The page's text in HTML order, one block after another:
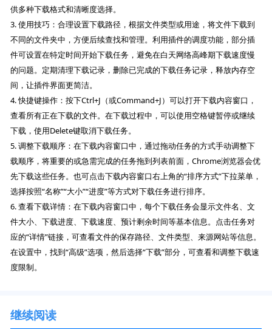
供多种下载格式和清晰度选择。
3. 使用技巧：合理设置下载路径，根据文件类型或用途，将文件下载到
不同的文件夹中，方便后续查找和管理。利用插件的调度功能，部分插
件可设置在特定时间开始下载任务，避免在白天网络高峰期下载速度慢
的问题。定期清理下载记录，删除已完成的下载任务记录，释放内存空
间，让插件界面更简洁。
4. 快捷键操作：按下Ctrl+J（或Command+J）可以打开下载内容窗口，
查看所有正在下载的文件。在下载过程中，可以使用空格键暂停或继续
下载，使用Delete键取消下载任务。
5. 调整下载顺序：在下载内容窗口中，通过拖动任务的方式手动调整下
载顺序，将重要的或急需完成的任务拖到列表前面，Chrome浏览器会优
先下载这些任务。也可点击下载内容窗口右上角的“排序方式”下拉菜单，
选择按照“名称”“大小”“进度”等方式对下载任务进行排序。
6. 查看下载详情：在下载内容窗口中，每个下载任务会显示文件名、文
件大小、下载进度、下载速度、预计剩余时间等基本信息。点击任务对
应的“详情”链接，可查看文件的保存路径、文件类型、来源网站等信息。
在设置中，找到“高级”选项，然后选择“下载”部分，可查看和调整下载速
度限制。
继续阅读